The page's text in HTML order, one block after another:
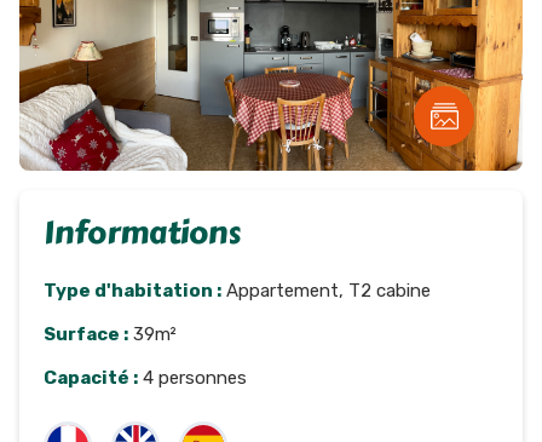
Informations
Type d'habitation : Appartement, T2 cabine
Surface : 39m²
Capacité : 4 personnes